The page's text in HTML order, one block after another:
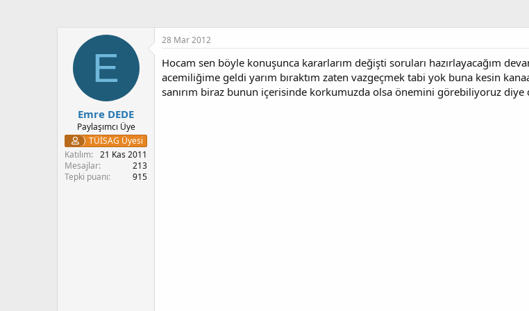
E
Emre DEDE
Paylaşımcı Üye
TÜİSAG Üyesi
Katılım
21 Kas 2011
Mesajlar
213
Tepki puanı
915
28 Mar 2012
Hocam sen böyle konuşunca kararlarım değişti soruları hazırlayacağım
acemiliğime geldi yarım bıraktım zaten vazgeçmek tabi yok buna kesin
sanırım biraz bunun içerisinde korkumuzda olsa önemini görebiliyoruz